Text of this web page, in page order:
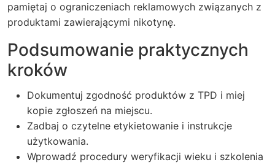
pamiętaj o ograniczeniach reklamowych związanych z
produktami zawierającymi nikotynę.
Podsumowanie praktycznych
kroków
Dokumentuj zgodność produktów z TPD i miej
kopie zgłoszeń na miejscu.
Zadbaj o czytelne etykietowanie i instrukcje
użytkowania.
Wprowadź procedury weryfikacji wieku i szkolenia